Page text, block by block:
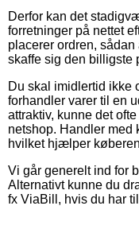
Derfor kan det
forretninger på nettet
placerer ordren,
skaffe sig den billigste
Du skal imidlertid ikke
forhandler varer til en
attraktiv, kunne det
netshop. Handler med
hvilket hjælper
Vi går generelt ind for
Alternativt kunne du
fx ViaBill, hvis du har